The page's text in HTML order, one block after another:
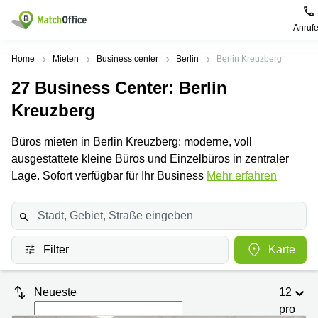
Mieten / Vermieten
Produktseiten
mieten
Business
center
Space
Seminarraum
Virtuelles
Büro
Beliebte
Städte
Büro
mieten
München
Geschäftsadresse
Geschäftsadresse
mieten
Düsseldorf
Geschäftsadresse
Stuttgart
Beliebte
Suchanfragen
Regus
Dortmund
Ellipson
Ruhrallee
Dortmund
Office Club
Ballindamm
Rahel-
Hirsch-
Hilfe
Büro vermieten
Preis
Log-in
Home Mieten Business center Berlin Berlin Kreuzberg
27 Business Center: Berlin
Kreuzberg
Büros mieten in Berlin Kreuzberg: moderne, voll
ausgestattete kleine Büros und Einzelbüros in zentraler
Lage. Sofort verfügbar für Ihr Business Mehr erfahren
Filter Karte
Neueste
12
pro